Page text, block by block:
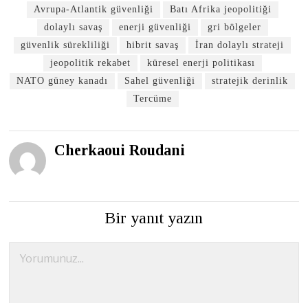
Avrupa-Atlantik güvenliği
Batı Afrika jeopolitiği
dolaylı savaş
enerji güvenliği
gri bölgeler
güvenlik sürekliliği
hibrit savaş
İran dolaylı strateji
jeopolitik rekabet
küresel enerji politikası
NATO güney kanadı
Sahel güvenliği
stratejik derinlik
Tercüme
Cherkaoui Roudani
Bir yanıt yazın